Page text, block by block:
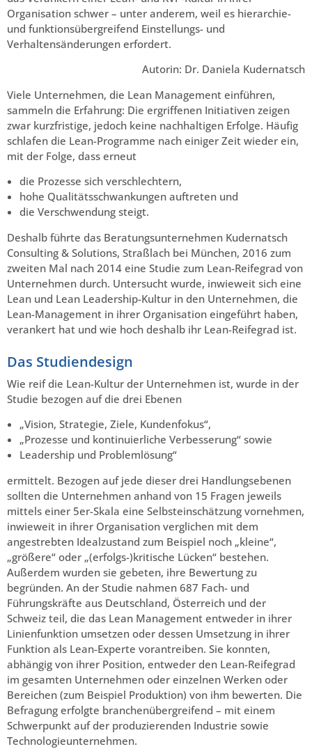
Organisation schwer – unter anderem, weil es hierarchie-
und funktionsübergreifend Einstellungs- und
Verhaltensänderungen erfordert.
Autorin: Dr. Daniela Kudernatsch
Viele Unternehmen, die Lean Management einführen,
sammeln die Erfahrung: Die ergriffenen Initiativen zeigen
zwar kurzfristige, jedoch keine nachhaltigen Erfolge. Häufig
schlafen die Lean-Programme nach einiger Zeit wieder ein,
mit der Folge, dass erneut
die Prozesse sich verschlechtern,
hohe Qualitätsschwankungen auftreten und
die Verschwendung steigt.
Deshalb führte das Beratungsunternehmen Kudernatsch
Consulting & Solutions, Straßlach bei München, 2016 zum
zweiten Mal nach 2014 eine Studie zum Lean-Reifegrad von
Unternehmen durch. Untersucht wurde, inwieweit sich eine
Lean und Lean Leadership-Kultur in den Unternehmen, die
Lean-Management in ihrer Organisation eingeführt haben,
verankert hat und wie hoch deshalb ihr Lean-Reifegrad ist.
Das Studiendesign
Wie reif die Lean-Kultur der Unternehmen ist, wurde in der
Studie bezogen auf die drei Ebenen
„Vision, Strategie, Ziele, Kundenfokus“,
„Prozesse und kontinuierliche Verbesserung“ sowie
Leadership und Problemlösung“
ermittelt. Bezogen auf jede dieser drei Handlungsebenen
sollten die Unternehmen anhand von 15 Fragen jeweils
mittels einer 5er-Skala eine Selbsteinschätzung vornehmen,
inwieweit in ihrer Organisation verglichen mit dem
angestrebten Idealzustand zum Beispiel noch „kleine“,
„größere“ oder „(erfolgs-)kritische Lücken“ bestehen.
Außerdem wurden sie gebeten, ihre Bewertung zu
begründen. An der Studie nahmen 687 Fach- und
Führungskräfte aus Deutschland, Österreich und der
Schweiz teil, die das Lean Management entweder in ihrer
Linienfunktion umsetzen oder dessen Umsetzung in ihrer
Funktion als Lean-Experte vorantreiben. Sie konnten,
abhängig von ihrer Position, entweder den Lean-Reifegrad
im gesamten Unternehmen oder einzelnen Werken oder
Bereichen (zum Beispiel Produktion) von ihm bewerten. Die
Befragung erfolgte branchenübergreifend – mit einem
Schwerpunkt auf der produzierenden Industrie sowie
Technologieunternehmen.